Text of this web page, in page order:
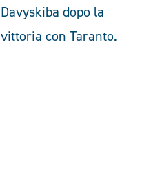
Davyskiba dopo la
vittoria con Taranto.